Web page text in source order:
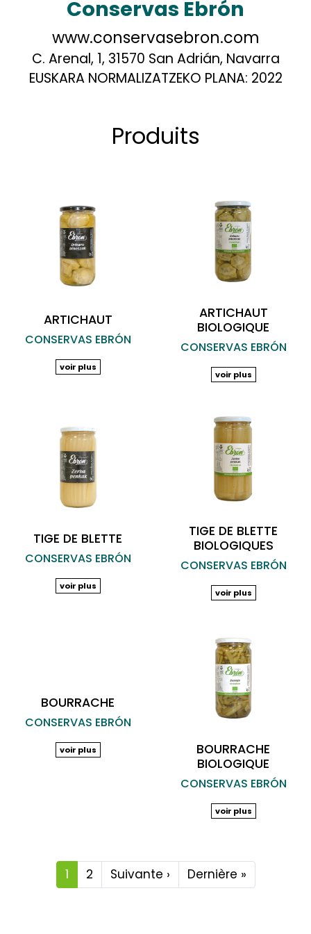
Conservas Ebrón
www.conservasebron.com
C. Arenal, 1, 31570 San Adrián, Navarra
EUSKARA NORMALIZATZEKO PLANA: 2022
Produits
ARTICHAUT
CONSERVAS EBRÓN
voir plus
ARTICHAUT
BIOLOGIQUE
CONSERVAS EBRÓN
voir plus
TIGE DE BLETTE
CONSERVAS EBRÓN
voir plus
TIGE DE BLETTE
BIOLOGIQUES
CONSERVAS EBRÓN
voir plus
BOURRACHE
CONSERVAS EBRÓN
voir plus
BOURRACHE
BIOLOGIQUE
CONSERVAS EBRÓN
voir plus
Pagination
1 2 Suivante › Page
suivante
Dernière »
page